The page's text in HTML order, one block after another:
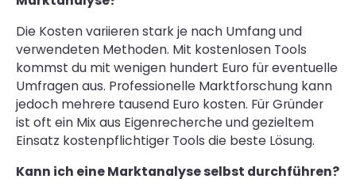
Die Kosten variieren stark je nach Umfang und
verwendeten Methoden. Mit kostenlosen Tools
kommst du mit wenigen hundert Euro für eventuelle
Umfragen aus. Professionelle Marktforschung kann
jedoch mehrere tausend Euro kosten. Für Gründer
ist oft ein Mix aus Eigenrecherche und gezieltem
Einsatz kostenpflichtiger Tools die beste Lösung.
Kann ich eine Marktanalyse selbst durchführen?